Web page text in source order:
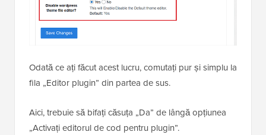
Odată ce ați făcut acest lucru, comutați pur și simplu la
fila „Editor plugin” din partea de sus.
Aici, trebuie să bifați căsuța „Da” de lângă opțiunea
„Activați editorul de cod pentru plugin”.